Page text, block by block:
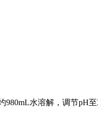
水溶解，调节pH至